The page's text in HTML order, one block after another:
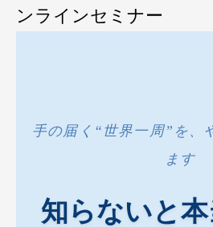
ンラインセミナー
手の届く“世界一周”を、
ます
知らないと